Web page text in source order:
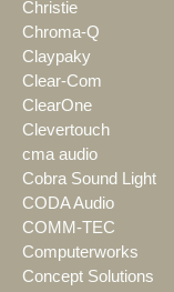
Christie
Chroma-Q
Claypaky
Clear-Com
ClearOne
Clevertouch
cma audio
Cobra Sound Light
CODA Audio
COMM-TEC
Computerworks
Concept Solutions